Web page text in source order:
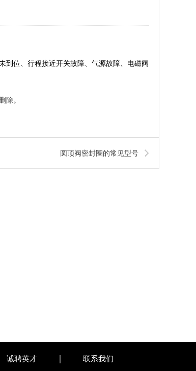
位、行程接近开关故障、气源故障、电磁阀
除。
圆顶阀密封圈的常见型号
诚聘英才 联系我们